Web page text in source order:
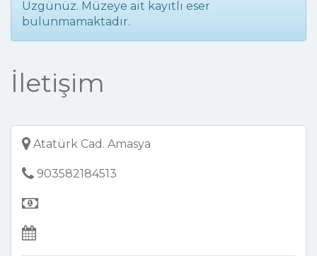
Üzgünüz. Müzeye ait kayıtlı eser
bulunmamaktadır.
İletişim
Atatürk Cad. Amasya
903582184513